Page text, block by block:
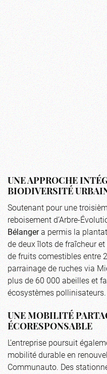
UNE APPROCHE
BIODIVERSITÉ
Soutenant pour une
reboisement d’Arbre-
Bélangera permis la
de deux îlots de fraîcheur
de fruits comestibles entre
parrainage de ruches via
plus de 60 000 abeilles et
écosystèmes pollinisateurs.
UNE MOBILITÉ
ÉCORESPONSABLE
L’entreprise poursuit
mobilité durable en
Communauto. Des